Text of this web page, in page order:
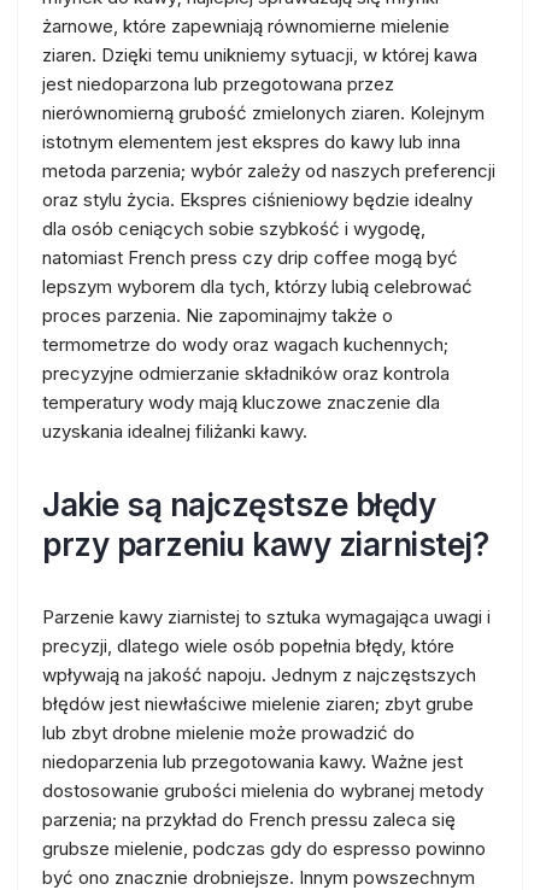
żarnowe, które zapewniają równomierne mielenie
ziaren. Dzięki temu unikniemy sytuacji, w której kawa
jest niedoparzona lub przegotowana przez
nierównomierną grubość zmielonych ziaren. Kolejnym
istotnym elementem jest ekspres do kawy lub inna
metoda parzenia; wybór zależy od naszych preferencji
oraz stylu życia. Ekspres ciśnieniowy będzie idealny
dla osób ceniących sobie szybkość i wygodę,
natomiast French press czy drip coffee mogą być
lepszym wyborem dla tych, którzy lubią celebrować
proces parzenia. Nie zapominajmy także o
termometrze do wody oraz wagach kuchennych;
precyzyjne odmierzanie składników oraz kontrola
temperatury wody mają kluczowe znaczenie dla
uzyskania idealnej filiżanki kawy.
Jakie są najczęstsze błędy
przy parzeniu kawy ziarnistej?
Parzenie kawy ziarnistej to sztuka wymagająca uwagi i
precyzji, dlatego wiele osób popełnia błędy, które
wpływają na jakość napoju. Jednym z najczęstszych
błędów jest niewłaściwe mielenie ziaren; zbyt grube
lub zbyt drobne mielenie może prowadzić do
niedoparzenia lub przegotowania kawy. Ważne jest
dostosowanie grubości mielenia do wybranej metody
parzenia; na przykład do French pressu zaleca się
grubsze mielenie, podczas gdy do espresso powinno
być ono znacznie drobniejsze. Innym powszechnym